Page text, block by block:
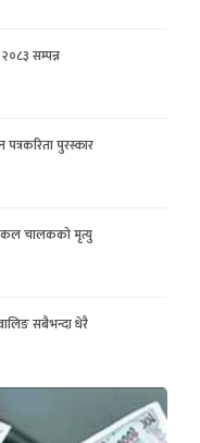
सम्पन्न
पुरस्कार
चालकको मृत्यु
सबैभन्दा धेरै